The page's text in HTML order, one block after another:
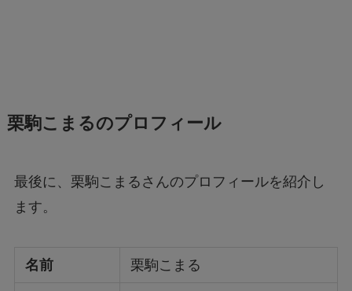
栗駒こまるのプロフィール
最後に、栗駒こまるさんのプロフィールを紹介し
ます。
名前 栗駒こまる